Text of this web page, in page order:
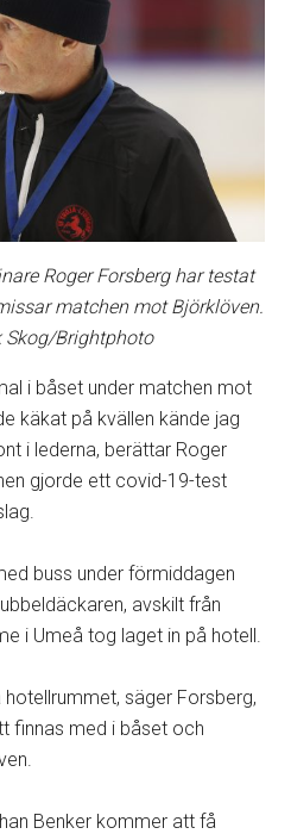
Roger Forsberg har testat
matchen mot Björklöven.
Skog/Brightphoto
i båset under matchen mot
käkat på kvällen kände jag
i lederna, berättar Roger
gjorde ett covid-19-test
buss under förmiddagen
avskilt från
i Umeå tog laget in på hotell.
säger Forsberg,
finnas med i båset och
Benker kommer att få